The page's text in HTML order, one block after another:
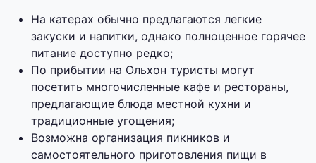
На катерах обычно предлагаются легкие
закуски и напитки, однако полноценное горячее
питание доступно редко;
По прибытии на Ольхон туристы могут
посетить многочисленные кафе и рестораны,
предлагающие блюда местной кухни и
традиционные угощения;
Возможна организация пикников и
самостоятельного приготовления пищи в